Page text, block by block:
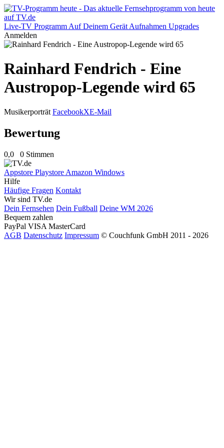
Live-TV Programm Auf Deinem Gerät Aufnahmen Upgrades
Anmelden
Rainhard Fendrich - Eine
Austropop-Legende wird 65
Musikerporträt FacebookXE-Mail
Bewertung
0,0 0 Stimmen
Appstore Playstore Amazon Windows
Hilfe
Häufige Fragen Kontakt
Wir sind TV.de
Dein Fernsehen Dein Fußball Deine WM 2026
Bequem zahlen
PayPal VISA MasterCard
AGB Datenschutz Impressum © Couchfunk GmbH 2011 - 2026